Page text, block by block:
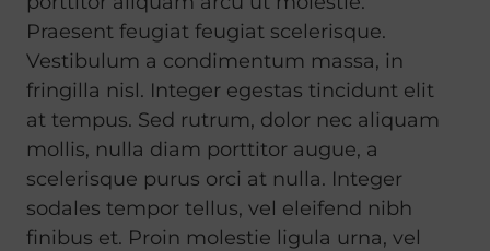
Praesent feugiat feugiat scelerisque.
Vestibulum a condimentum massa, in
fringilla nisl. Integer egestas tincidunt elit
at tempus. Sed rutrum, dolor nec aliquam
mollis, nulla diam porttitor augue, a
scelerisque purus orci at nulla. Integer
sodales tempor tellus, vel eleifend nibh
finibus et. Proin molestie ligula urna, vel